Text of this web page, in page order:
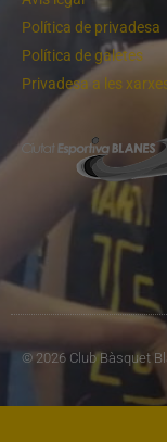
Política de privadesa
Política de galetes
Privadesa a les
per tancar temporada
© 2026 Club Bàsquet